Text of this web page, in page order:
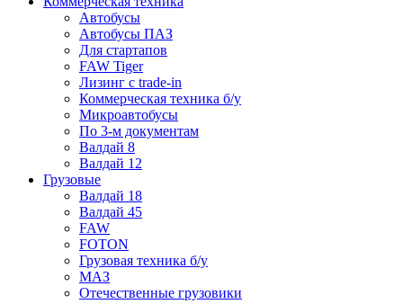
Автобусы
Автобусы ПАЗ
Для стартапов
FAW Tiger
Лизинг с trade-in
Коммерческая техника б/у
Микроавтобусы
По 3-м документам
Валдай 8
Валдай 12
Грузовые
Валдай 18
Валдай 45
FAW
FOTON
Грузовая техника б/у
МАЗ
Отечественные грузовики